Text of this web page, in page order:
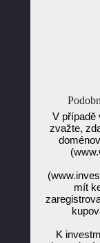
V případě
zvažte,
mít
K